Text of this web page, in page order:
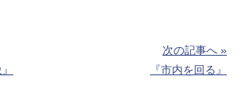
次の記事へ »
『市内を回る』